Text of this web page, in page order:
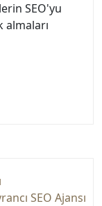
SEO'yu
almaları
SEO Ajansı